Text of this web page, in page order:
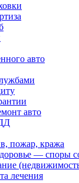
авто
авто
пожар, кража
— споры
лечения